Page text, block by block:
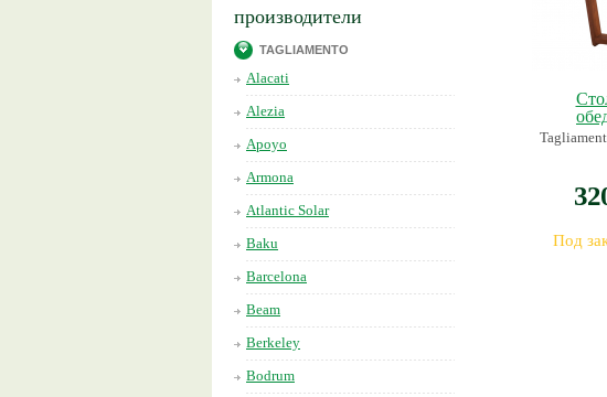
производители
TAGLIAMENTO
Alacati
Alezia
Apoyo
Armona
Atlantic Solar
Baku
Barcelona
Beam
Berkeley
Bodrum
Под